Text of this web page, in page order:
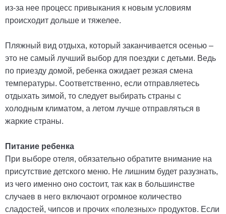
из-за нее процесс привыкания к новым условиям
происходит дольше и тяжелее.
Пляжный вид отдыха, который заканчивается осенью –
это не самый лучший выбор для поездки с детьми. Ведь
по приезду домой, ребенка ожидает резкая смена
температуры. Соответственно, если отправляетесь
отдыхать зимой, то следует выбирать страны с
холодным климатом, а летом лучше отправляться в
жаркие страны.
Питание ребенка
При выборе отеля, обязательно обратите внимание на
присутствие детского меню. Не лишним будет разузнать,
из чего именно оно состоит, так как в большинстве
случаев в него включают огромное количество
сладостей, чипсов и прочих «полезных» продуктов. Если